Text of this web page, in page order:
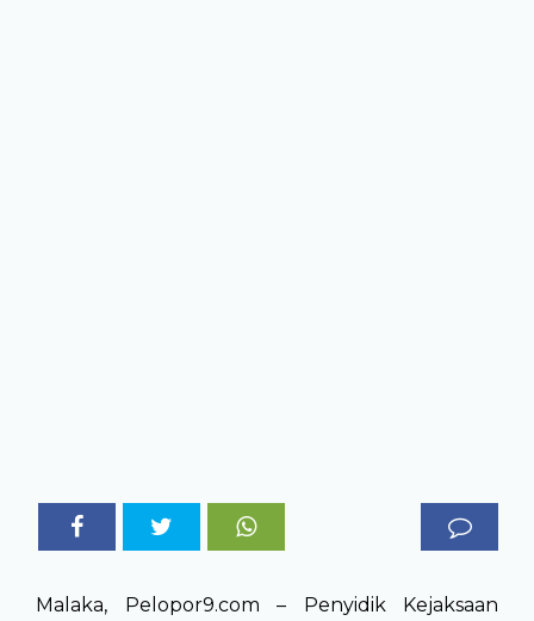
Malaka, Pelopor9.com – Penyidik Kejaksaan